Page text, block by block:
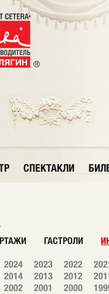
СПЕКТАКЛИ
ГАСТРОЛИ
2024 2023 2022
2014 2013 2012
2002 2001 2000